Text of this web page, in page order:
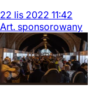
22 lis 2022 11:42
Art. sponsorowany